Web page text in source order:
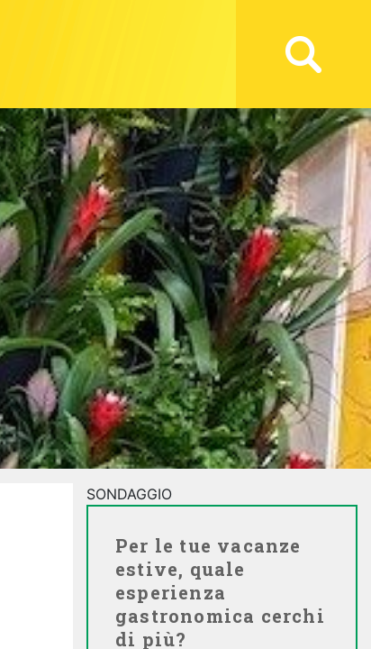
SONDAGGIO
Per le tue vacanze
estive, quale
esperienza
gastronomica cerchi
di più?